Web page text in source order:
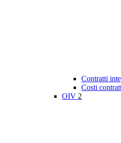
Contratti
Costi
OIV 2